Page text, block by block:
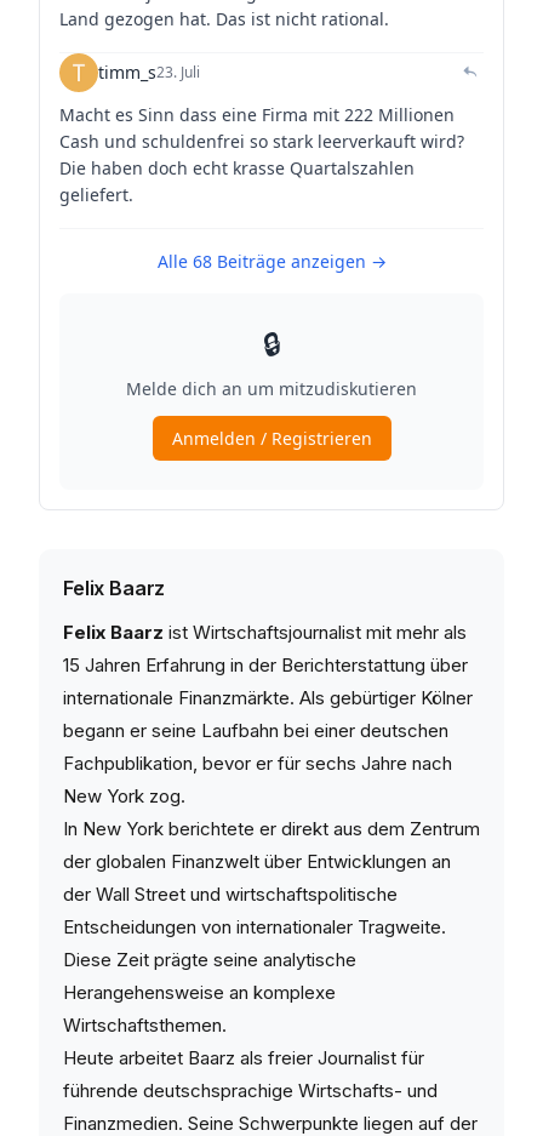
Felix Baarz
Felix Baarz ist Wirtschaftsjournalist mit mehr als
15 Jahren Erfahrung in der Berichterstattung über
internationale Finanzmärkte. Als gebürtiger Kölner
begann er seine Laufbahn bei einer deutschen
Fachpublikation, bevor er für sechs Jahre nach
New York zog.
In New York berichtete er direkt aus dem Zentrum
der globalen Finanzwelt über Entwicklungen an
der Wall Street und wirtschaftspolitische
Entscheidungen von internationaler Tragweite.
Diese Zeit prägte seine analytische
Herangehensweise an komplexe
Wirtschaftsthemen.
Heute arbeitet Baarz als freier Journalist für
führende deutschsprachige Wirtschafts- und
Finanzmedien. Seine Schwerpunkte liegen auf der